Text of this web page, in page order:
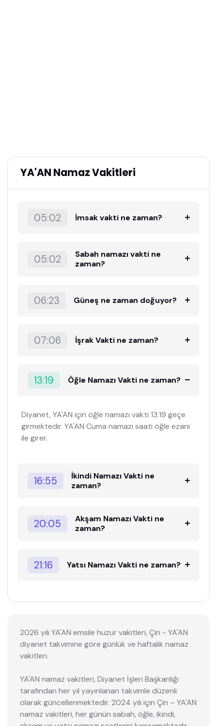
YA'AN Namaz Vakitleri
05:02 İmsak vakti ne zaman?
05:02
Sabah namazı vakti ne
zaman?
06:23 Güneş ne zaman doğuyor?
07:06 İşrak Vakti ne zaman?
13:19 Öğle Namazı Vakti ne zaman?
Diyanet, YA'AN için öğle namazı vakti 13:19 geçe
girmektedir. YA'AN Cuma namazı saati öğle ezani
ile girer.
16:55
İkindi Namazı Vakti ne
zaman?
20:05
Akşam Namazı Vakti ne
zaman?
21:16 Yatsı Namazı Vakti ne zaman?
2026 yılı YA'AN emsile huzur vakitleri, Çin - YA'AN
diyanet takvimine göre günlük ve haftalık namaz
vakitleri.
YA'AN namaz vakitleri, Diyanet İşleri Başkanlığı
tarafından her yıl yayınlanan takvimle düzenli
olarak güncellenmektedir. 2024 yılı için Çin – YA'AN
namaz vakitleri, her günün sabah, öğle, ikindi,